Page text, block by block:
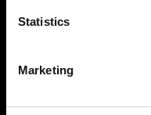
Statistics
Marketing